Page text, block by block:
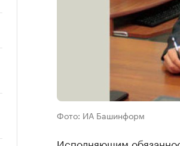
Фото: ИА Башинформ